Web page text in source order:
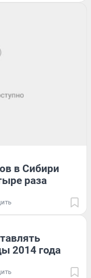
в Сибири
раза
2014 года